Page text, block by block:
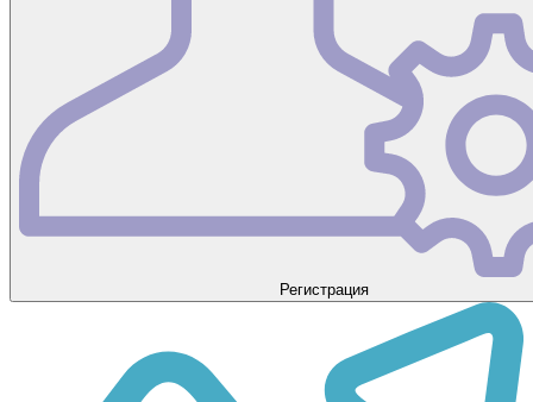
Регистрация